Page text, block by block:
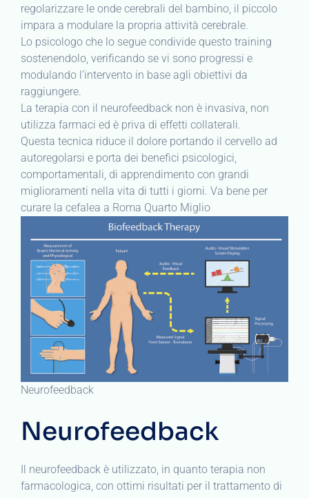
regolarizzare le onde cerebrali del bambino, il piccolo
impara a modulare la propria attività cerebrale.
Lo psicologo che lo segue condivide questo training
sostenendolo, verificando se vi sono progressi e
modulando l’intervento in base agli obiettivi da
raggiungere.
La terapia con il neurofeedback non è invasiva, non
utilizza farmaci ed è priva di effetti collaterali.
Questa tecnica riduce il dolore portando il cervello ad
autoregolarsi e porta dei benefici psicologici,
comportamentali, di apprendimento con grandi
miglioramenti nella vita di tutti i giorni. Va bene per
curare la cefalea a Roma Quarto Miglio
Neurofeedback
Neurofeedback
Il neurofeedback è utilizzato, in quanto terapia non
farmacologica, con ottimi risultati per il trattamento di